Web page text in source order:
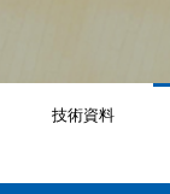
技術資料